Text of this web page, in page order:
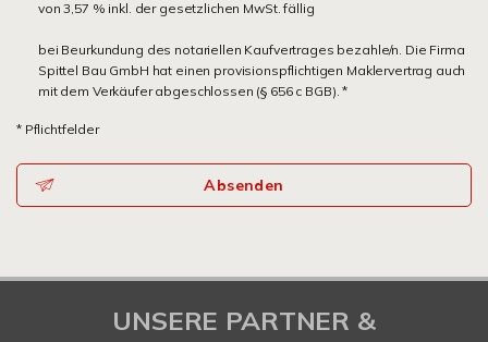
von 3,57 % inkl. der gesetzlichen MwSt. fällig
bei Beurkundung des notariellen Kaufvertrages bezahle/n. Die Firma
Spittel Bau GmbH hat einen provisionspflichtigen Maklervertrag auch
mit dem Verkäufer abgeschlossen (§ 656 c BGB). *
* Pflichtfelder
Absenden
UNSERE PARTNER &